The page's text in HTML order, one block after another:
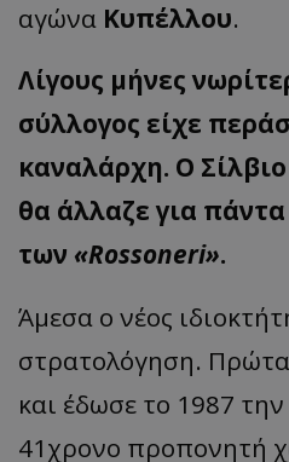
αγώνα Κυπέλλου.
Λίγους μήνες
σύλλογος είχε
καναλάρχη. Ο
θα άλλαζε για
των «Rossoneri».
Άμεσα ο νέος
στρατολόγηση.
και έδωσε το 1987
41χρονο προπονητή